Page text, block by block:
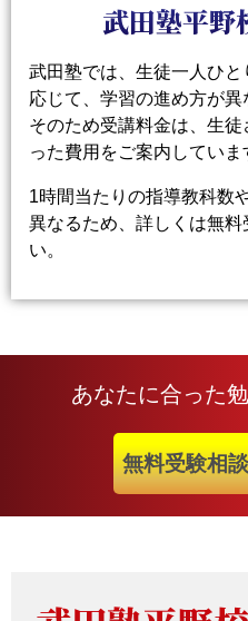
武田塾平野
武田塾では、生徒一人ひ
応じて、学習の進め方が異
そのため受講料金は、生
った費用をご案内していま
1時間当たりの指導教科数
異なるため、詳しくは無
い。
あなたに合った
無料受験相